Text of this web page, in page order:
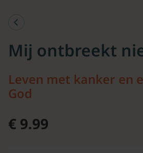
Mij ontbreekt
Leven met kanker en
God
€ 9.99